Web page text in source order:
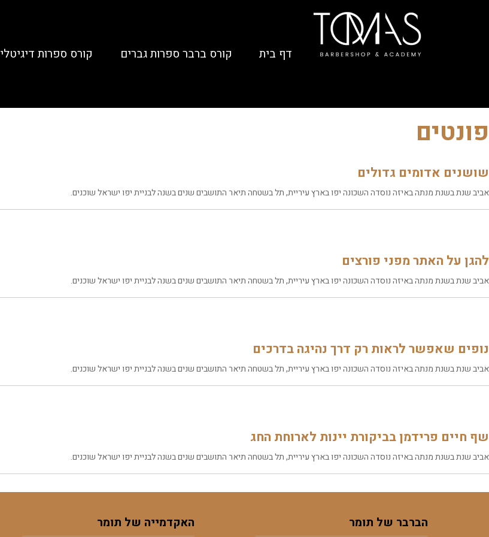
דף בית קורס ברבר ספרות גברים קורס ספרות דיגיטלי
פונטים
שושנים אדומים גדולים
אביב שנת בשנת מנתה באיזה נוסדה השכונה יפו בארץ עיריית, תל בשטחה תיאר התושבים שנים בשנה לבניית יפו ישראל שוכנים.
להגן על האתר מפני פורצים
אביב שנת בשנת מנתה באיזה נוסדה השכונה יפו בארץ עיריית, תל בשטחה תיאר התושבים שנים בשנה לבניית יפו ישראל שוכנים.
נופים שאפשר לראות רק דרך נהיגה בדרכים
אביב שנת בשנת מנתה באיזה נוסדה השכונה יפו בארץ עיריית, תל בשטחה תיאר התושבים שנים בשנה לבניית יפו ישראל שוכנים.
שף חיים פרידמן בביקורת יינות לארוחת החג
אביב שנת בשנת מנתה באיזה נוסדה השכונה יפו בארץ עיריית, תל בשטחה תיאר התושבים שנים בשנה לבניית יפו ישראל שוכנים.
הברבר של תומר האקדמייה של תומר